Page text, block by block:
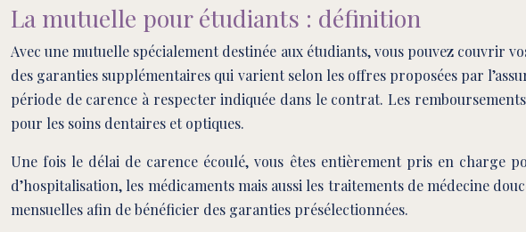
La mutuelle pour étudiants : définition
Avec une mutuelle spécialement destinée aux étudiants, vous pouvez couvrir
des garanties supplémentaires qui varient selon les offres proposées par
période de carence à respecter indiquée dans le contrat. Les
pour les soins dentaires et optiques.
Une fois le délai de carence écoulé, vous êtes entièrement pris en charge
d’hospitalisation, les médicaments mais aussi les traitements de médecine
mensuelles afin de bénéficier des garanties présélectionnées.